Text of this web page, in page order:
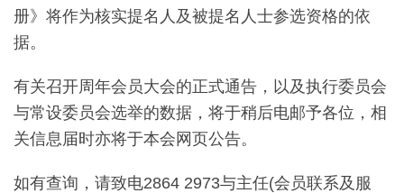
册》将作为核实提名人及被提名人士参选资格的依
据。
有关召开周年会员大会的正式通告，以及执行委员会
与常设委员会选举的数据，将于稍后电邮予各位，相
关信息届时亦将于本会网页公告。
如有查询，请致电2864 2973与主任(会员联系及服